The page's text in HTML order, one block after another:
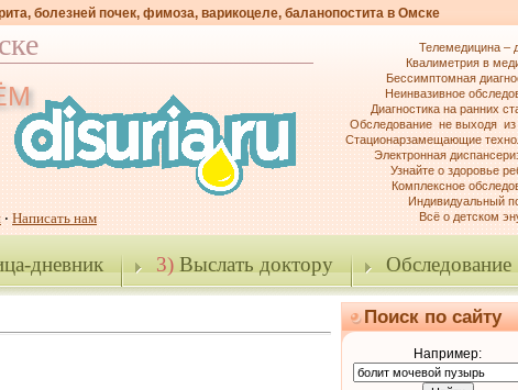
болезней почек, фимоза, варикоцеле, баланопостита в Омске
· Написать нам
Телемедицина –
Квалиметрия в
Бессимптомная
Неинвазивное
Диагностика на ранних
Обследование не выходя
Стационарзамещающие
Электронная
Узнайте о здоровье
Комплексное
Индивидуальный
Всё о детском
дневник 3)Выслать доктору Обследование
Поиск по сайту
Например: